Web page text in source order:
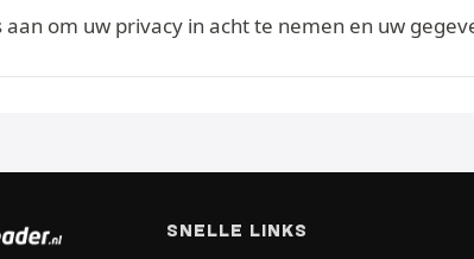
aan om uw privacy in acht te nemen en uw
SNELLE LINKS